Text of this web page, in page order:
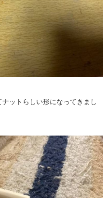
ットらしい形になってきまし